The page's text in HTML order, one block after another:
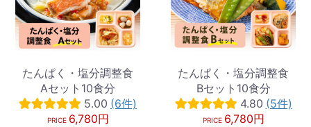
たんぱく・塩分調整食
Aセット10食分
5.00 (6件)
PRICE 6,780円
たんぱく・塩分調整食
Bセット10食分
4.80 (5件)
PRICE 6,780円